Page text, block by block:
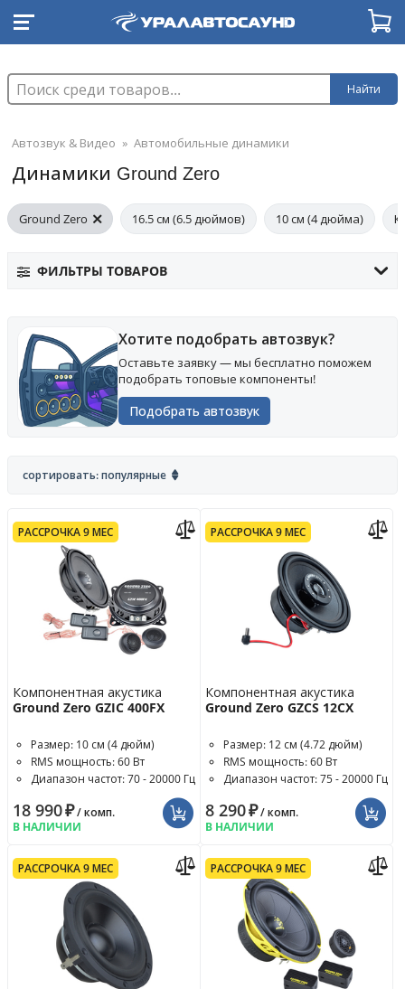
Найти
Автозвук & Видео » Автомобильные динамики
Динамики Ground Zero
Ground Zero 16.5 см (6.5 дюймов) 10 см (4 дюйма)
ФИЛЬТРЫ ТОВАРОВ
Хотите подобрать автозвук?
Оставьте заявку — мы бесплатно поможем
подобрать топовые компоненты!
Подобрать автозвук
сортировать: популярные
РАССРОЧКА 9 МЕС
Компонентная акустика
Ground Zero GZIC 400FX
Размер: 10 см (4 дюйм)
RMS мощность: 60 Вт
Диапазон частот: 70 - 20000 Гц
18 990₽/ комп.
В НАЛИЧИИ
РАССРОЧКА 9 МЕС
Компонентная акустика
Ground Zero GZCS 12CX
Размер: 12 см (4.72 дюйм)
RMS мощность: 60 Вт
Диапазон частот: 75 - 20000 Гц
8 290₽/ комп.
В НАЛИЧИИ
РАССРОЧКА 9 МЕС РАССРОЧКА 9 МЕС